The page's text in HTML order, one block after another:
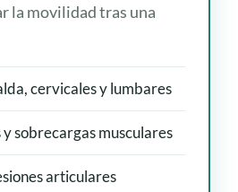
la movilidad tras una
cervicales y lumbares
sobrecargas musculares
articulares